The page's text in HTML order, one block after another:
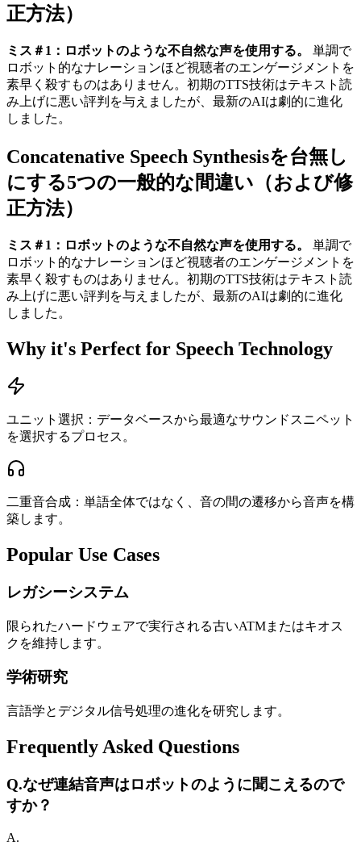
正方法）
ミス＃1：ロボットのような不自然な声を使用する。
単調で
ロボット的なナレーションほど視聴者のエンゲージメントを
素早く殺すものはありません。初期のTTS技術はテキスト読
み上げに悪い評判を与えましたが、最新のAIは劇的に進化
しました。
Concatenative Speech Synthesisを台無し
にする5つの一般的な間違い（および修
正方法）
ミス＃1：ロボットのような不自然な声を使用する。
単調で
ロボット的なナレーションほど視聴者のエンゲージメントを
素早く殺すものはありません。初期のTTS技術はテキスト読
み上げに悪い評判を与えましたが、最新のAIは劇的に進化
しました。
Why it's Perfect for Speech Technology
ユニット選択：データベースから最適なサウンドスニペット
を選択するプロセス。
二重音合成：単語全体ではなく、音の間の遷移から音声を構
築します。
Popular Use Cases
レガシーシステム
限られたハードウェアで実行される古いATMまたはキオス
クを維持します。
学術研究
言語学とデジタル信号処理の進化を研究します。
Frequently Asked Questions
Q.なぜ連結音声はロボットのように聞こえるので
すか？
A.